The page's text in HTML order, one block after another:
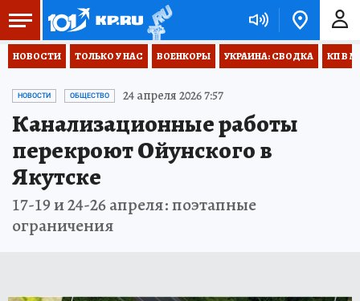
НОВОСТИ ТОЛЬКО У НАС ВОЕНКОРЫ УКРАИНА: СВОДКА КП В
НОВОСТИ ОБЩЕСТВО 24 апреля 2026 7:57
Канализационные работы
перекроют Ойунского в
Якутске
17-19 и 24-26 апреля: поэтапные
ограничения